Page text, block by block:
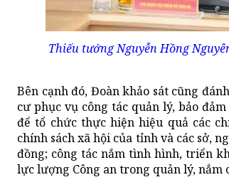
Thiếu tướng Nguyễn Hồng
Bên cạnh đó, Đoàn khảo sát cũng
cư phục vụ công tác quản lý, bảo
để tổ chức thực hiện hiệu quả các
chính sách xã hội của tỉnh và các sở,
đồng; công tác nắm tình hình, triển
lực lượng Công an trong quản lý, nắm